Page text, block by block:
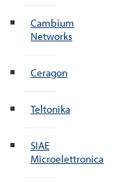
Cambium
Networks
Ceragon
Teltonika
SIAE
Microelettronica